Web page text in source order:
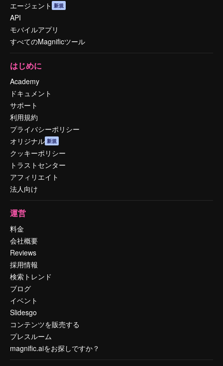
エージェント 新規
API
モバイルアプリ
すべてのMagnificツール
はじめに
Academy
ドキュメント
サポート
利用規約
プライバシーポリシー
オリジナル 新規
クッキーポリシー
トラストセンター
アフィリエイト
法人向け
運営
料金
会社概要
Reviews
採用情報
検索トレンド
ブログ
イベント
Slidesgo
コンテンツを販売する
プレスルーム
magnific.aiをお探しですか？